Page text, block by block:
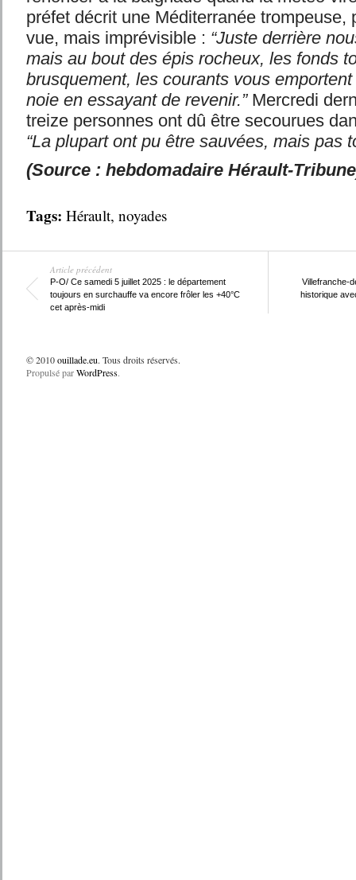
préfet décrit une Méditerranée trompeuse,
vue, mais imprévisible : “Juste derrière
mais au bout des épis rocheux, les fonds
brusquement, les courants vous
noie en essayant de revenir.”Mercredi
treize personnes ont dû être secourues
“La plupart ont pu être sauvées, mais pas
(Source : hebdomadaire Hérault-
Tags: Hérault, noyades
Article précédent
P-O/ Ce samedi 5 juillet 2025 : le département
toujours en surchauffe va encore frôler les +40°C
cet après-midi
Villefranche-
historique
© 2010ouillade.eu. Tous droits réservés.
Propulsé parWordPress.